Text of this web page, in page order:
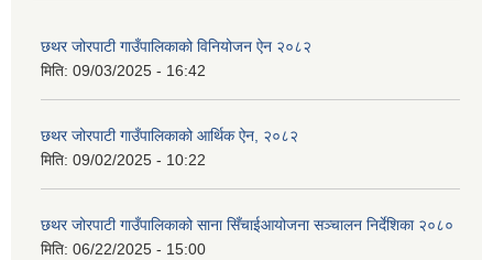
छथर जोरपाटी गाउँपालिकाको विनियोजन ऐन २०८२
मिति: 09/03/2025 - 16:42
छथर जोरपाटी गाउँपालिकाको आर्थिक ऐन, २०८२
मिति: 09/02/2025 - 10:22
छथर जोरपाटी गाउँपालिकाको साना सिँचाईआयोजना सञ्चालन निर्देशिका २०८०
मिति: 06/22/2025 - 15:00